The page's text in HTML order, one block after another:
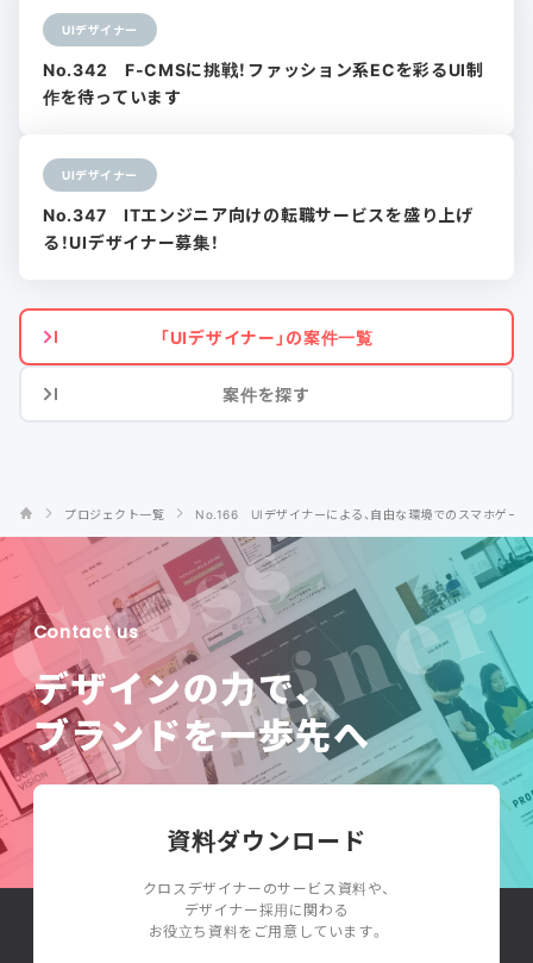
UIデザイナー
No.342 F-CMSに挑戦！ファッション系ECを彩るUI制
作を待っています
UIデザイナー
No.347 ITエンジニア向けの転職サービスを盛り上げ
る！UIデザイナー募集！
「UIデザイナー」の案件一覧
案件を探す
プロジェクト一覧 No.166 UIデザイナーによる、自由な環境でのスマホゲーム
Contact us
デザインの力で、
ブランドを一歩先へ
資料ダウンロード
クロスデザイナーのサービス資料や、
デザイナー採用に関わる
お役立ち資料をご用意しています。